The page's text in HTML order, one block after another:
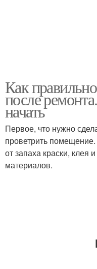
Как
после
начать
Первое, что нужно
проветрить
от запаха краски, клея
материалов.